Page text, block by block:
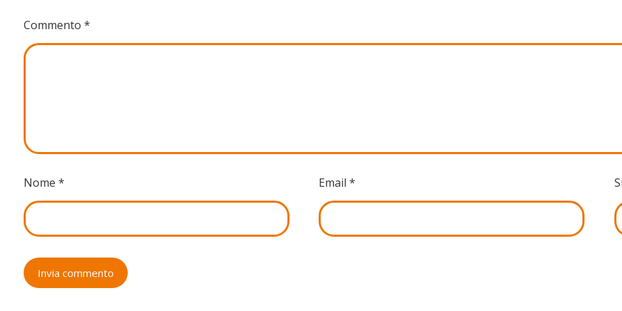
Commento *
Nome * Email*
Invia commento